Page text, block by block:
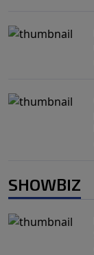
SHOWBIZ